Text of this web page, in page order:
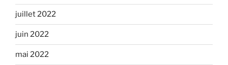
juillet 2022
juin 2022
mai 2022